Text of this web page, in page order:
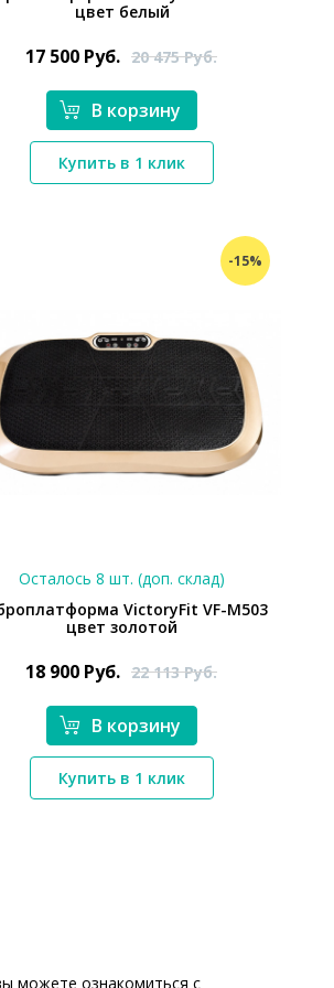
*}
цвет белый
17 500 Руб. 20 475Руб.
В корзину
Купить в 1 клик
-15%
*}
Осталось 8 шт. (доп. склад)
VictoryFit VF-M503
цвет золотой
18 900 Руб. 22 113Руб.
В корзину
Купить в 1 клик
можете ознакомиться с